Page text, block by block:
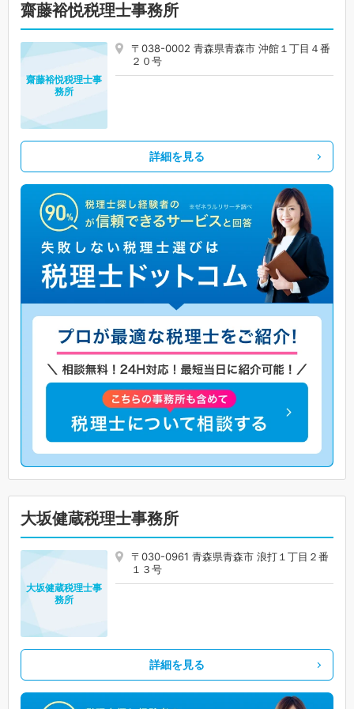
齋藤裕悦税理士事務所
〒038-0002 青森県青森市 沖館１丁目４番
２０号
齋藤裕悦税理士事
務所
詳細を見る
大坂健蔵税理士事務所
〒030-0961 青森県青森市 浪打１丁目２番
１３号
大坂健蔵税理士事
務所
詳細を見る